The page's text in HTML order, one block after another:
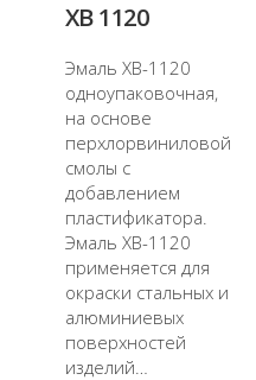
ХВ 1120
Эмаль ХВ-1120
одноупаковочная,
на основе
перхлорвиниловой
смолы с
добавлением
пластификатора.
Эмаль ХВ-1120
применяется для
окраски стальных и
алюминиевых
поверхностей
изделий…